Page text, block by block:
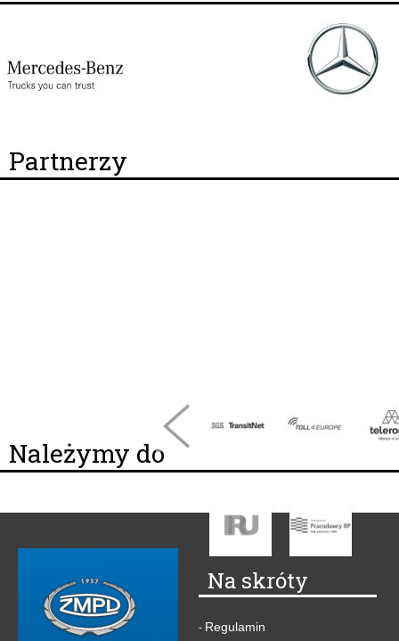
Partnerzy
Należymy do
Na skróty
- Regulamin